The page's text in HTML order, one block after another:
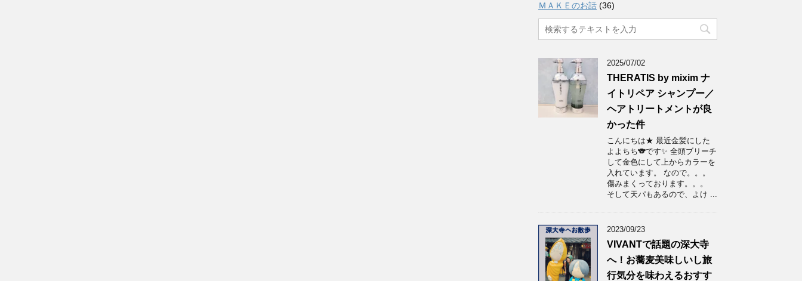
ＭＡＫＥのお話 (36)
2025/07/02
THERATIS by mixim ナ
イトリペア シャンプー／
ヘアトリートメントが良
かった件
こんにちは★ 最近金髪にした
よよちち🐨です✨ 全頭ブリーチ
して金色にして上からカラーを
入れています。 なので。。。
傷みまくっております。。。
そして天パもあるので、よけ ...
2023/09/23
VIVANTで話題の深大寺
へ！お蕎麦美味しいし旅
行気分を味わえるおすす